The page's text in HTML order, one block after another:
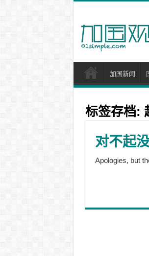
加国新闻
标签存档:
对不起
Apologies, but